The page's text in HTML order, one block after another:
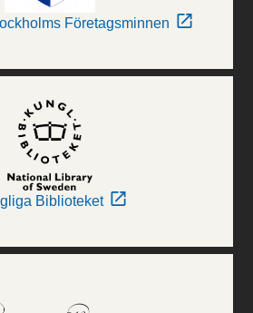
Företagsminnen
Biblioteket